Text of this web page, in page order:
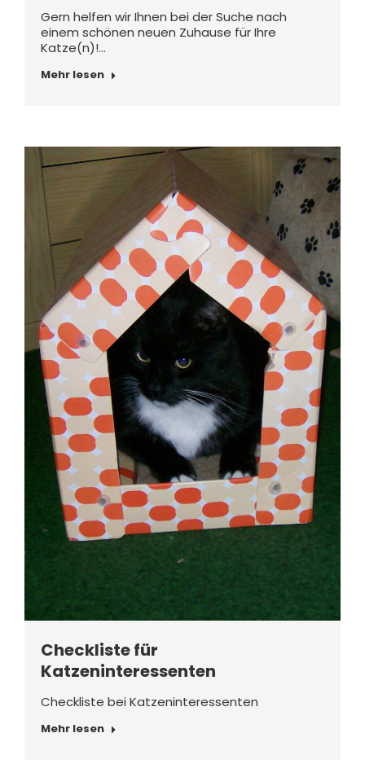
Gern helfen wir Ihnen bei der Suche nach
einem schönen neuen Zuhause für Ihre
Katze(n)!…
Mehr lesen
Checkliste für
Katzeninteressenten
Checkliste bei Katzeninteressenten
Mehr lesen